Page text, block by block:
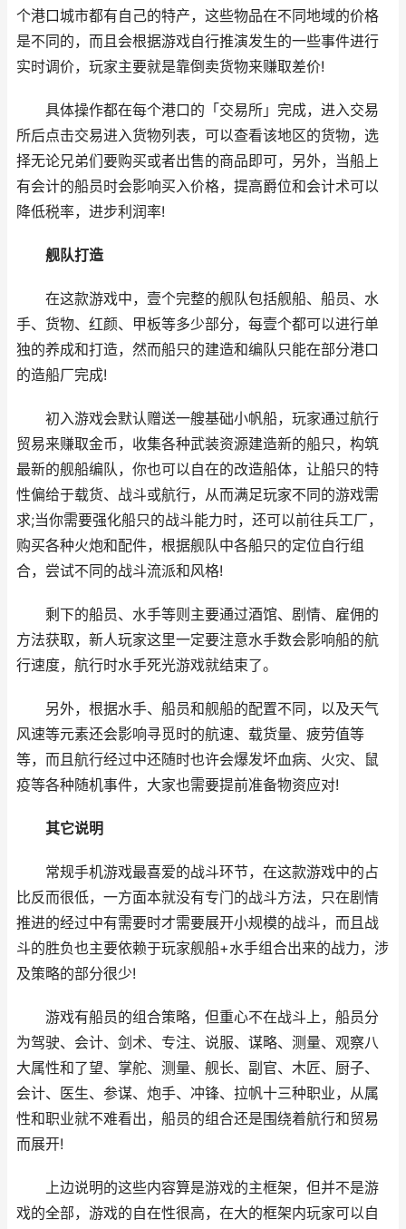
个港口城市都有自己的特产，这些物品在不同地域的价格
是不同的，而且会根据游戏自行推演发生的一些事件进行
实时调价，玩家主要就是靠倒卖货物来赚取差价!
具体操作都在每个港口的「交易所」完成，进入交易
所后点击交易进入货物列表，可以查看该地区的货物，选
择无论兄弟们要购买或者出售的商品即可，另外，当船上
有会计的船员时会影响买入价格，提高爵位和会计术可以
降低税率，进步利润率!
舰队打造
在这款游戏中，壹个完整的舰队包括舰船、船员、水
手、货物、红颜、甲板等多少部分，每壹个都可以进行单
独的养成和打造，然而船只的建造和编队只能在部分港口
的造船厂完成!
初入游戏会默认赠送一艘基础小帆船，玩家通过航行
贸易来赚取金币，收集各种武装资源建造新的船只，构筑
最新的舰船编队，你也可以自在的改造船体，让船只的特
性偏给于载货、战斗或航行，从而满足玩家不同的游戏需
求;当你需要强化船只的战斗能力时，还可以前往兵工厂，
购买各种火炮和配件，根据舰队中各船只的定位自行组
合，尝试不同的战斗流派和风格!
剩下的船员、水手等则主要通过酒馆、剧情、雇佣的
方法获取，新人玩家这里一定要注意水手数会影响船的航
行速度，航行时水手死光游戏就结束了。
另外，根据水手、船员和舰船的配置不同，以及天气
风速等元素还会影响寻觅时的航速、载货量、疲劳值等
等，而且航行经过中还随时也许会爆发坏血病、火灾、鼠
疫等各种随机事件，大家也需要提前准备物资应对!
其它说明
常规手机游戏最喜爱的战斗环节，在这款游戏中的占
比反而很低，一方面本就没有专门的战斗方法，只在剧情
推进的经过中有需要时才需要展开小规模的战斗，而且战
斗的胜负也主要依赖于玩家舰船+水手组合出来的战力，涉
及策略的部分很少!
游戏有船员的组合策略，但重心不在战斗上，船员分
为驾驶、会计、剑术、专注、说服、谋略、测量、观察八
大属性和了望、掌舵、测量、舰长、副官、木匠、厨子、
会计、医生、参谋、炮手、冲锋、拉帆十三种职业，从属
性和职业就不难看出，船员的组合还是围绕着航行和贸易
而展开!
上边说明的这些内容算是游戏的主框架，但并不是游
戏的全部，游戏的自在性很高，在大的框架内玩家可以自